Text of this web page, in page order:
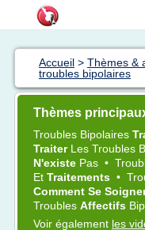
Accueil > Thèmes &
troubles bipolaires
Thèmes
Troubles Bipolaires
Traiter Les Troubles
N'existe Pas •
Et Traitements •
Comment Se
Troubles Affectifs
Voir également les